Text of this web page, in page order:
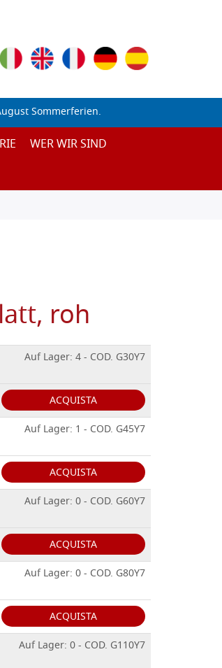
Sommerferien.
WER WIR SIND
roh
Auf Lager: 4 - COD. G30Y7
ACQUISTA
Auf Lager: 1 - COD. G45Y7
ACQUISTA
Auf Lager: 0 - COD. G60Y7
ACQUISTA
Auf Lager: 0 - COD. G80Y7
ACQUISTA
Auf Lager: 0 - COD. G110Y7